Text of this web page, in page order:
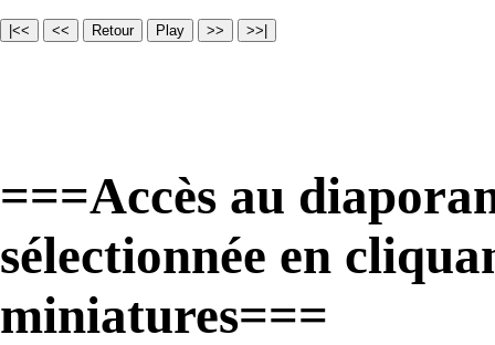
===Accès au
sélectionnée en
miniatures===